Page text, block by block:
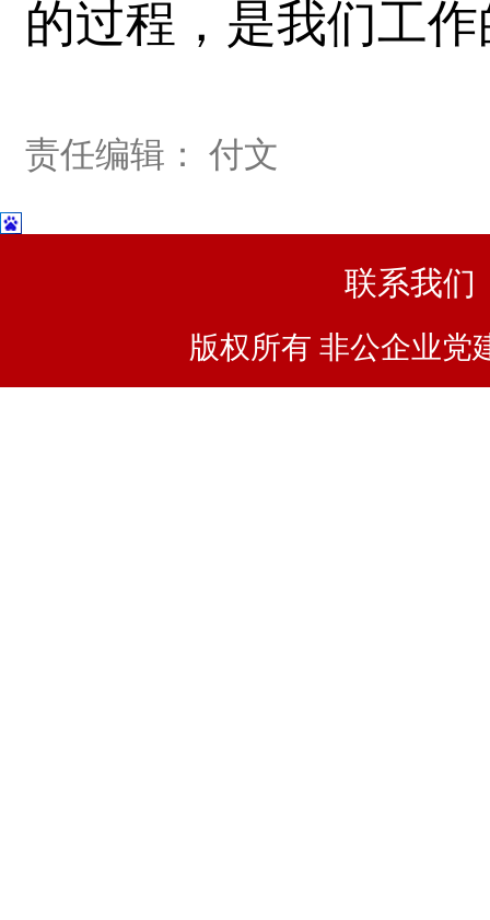
的过程，是我们工
责任编辑： 付文
联系我们
版权所有 非公企业党